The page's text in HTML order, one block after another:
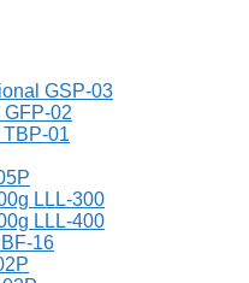
GSP-03
02
01
LLL-300
LLL-400
16